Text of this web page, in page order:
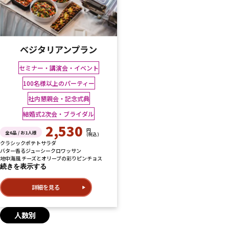
ベジタリアンプラン
セミナー・講演会・イベント
100名様以上のパーティー
社内懇親会・記念式典
結婚式2次会・ブライダル
全6品 / お1人様 2,530 円
(税込)
クラシックポテトサラダ
バター香るジューシークロワッサン
地中海風 チーズとオリーブの彩りピンチョス
続きを表示する
詳細を見る
人数別